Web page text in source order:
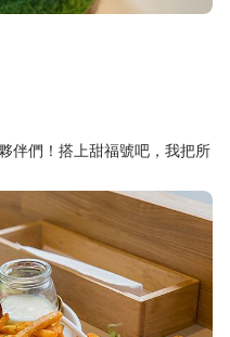
伴們！搭上甜福號吧，我把所